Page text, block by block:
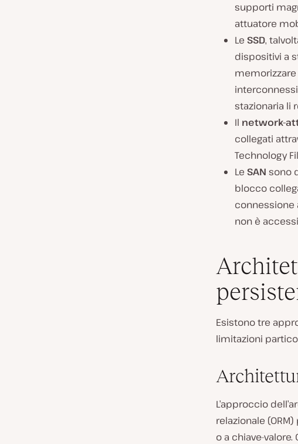
supporti
attuatore
Le SSD,
dispositivi a
stazionaria li
Il network-
collegati
Technology
Le SAN sono
blocco
connessione
non è
Esistono tre
limitazioni
L’approccio
relazionale
o a chiave-